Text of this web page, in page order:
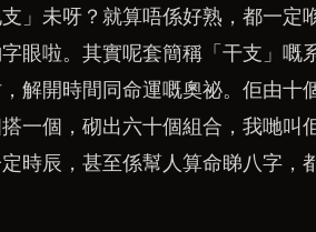
」未呀？就算唔係好熟，都一定
眼啦。其實呢套簡稱「干支」嘅
解開時間同命運嘅奧祕。佢由十
一個，砌出六十個組合，我哋叫
時辰，甚至係幫人算命睇八字，